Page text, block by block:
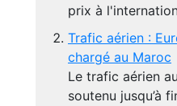
prix à
Trafic aérien :
chargé au Maroc
Le trafic aérien
soutenu jusqu’à